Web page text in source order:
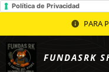
Política de Privacidad
PARA
FUNDASRK